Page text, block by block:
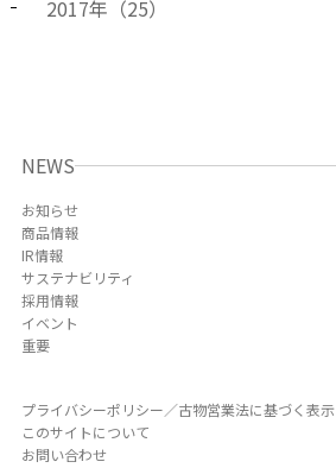
2017年（25）
NEWS
お知らせ
商品情報
IR情報
サステナビリティ
採用情報
イベント
重要
プライバシーポリシー／古物営業法に基づく表示
このサイトについて
お問い合わせ